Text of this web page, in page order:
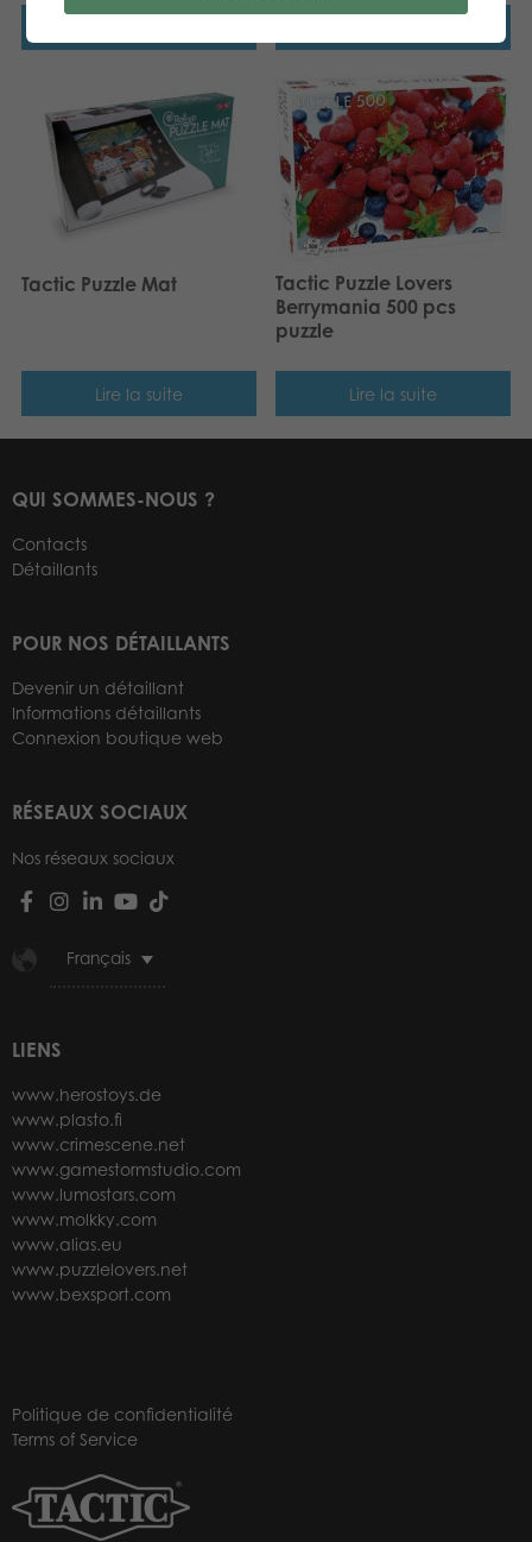
Tactic Puzzle Mat
Lire la suite
Tactic Puzzle Lovers
Berrymania 500 pcs
puzzle
Lire la suite
QUI SOMMES-NOUS ?
Contacts
Détaillants
POUR NOS DÉTAILLANTS
Devenir un détaillant
Informations détaillants
Connexion boutique web
RÉSEAUX SOCIAUX
Nos réseaux sociaux
Français
LIENS
www.herostoys.de
www.plasto.fi
www.crimescene.net
www.gamestormstudio.com
www.lumostars.com
www.molkky.com
www.alias.eu
www.puzzlelovers.net
www.bexsport.com
Politique de confidentialité
Terms of Service